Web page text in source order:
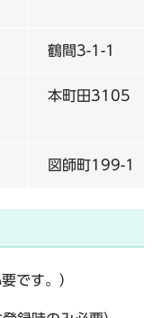
鶴間3-1-1
本町田3105
図師町199-1
です。）